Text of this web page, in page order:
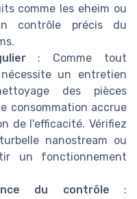
comme les eheim ou
contrôle précis du
: Comme tout
un entretien
des pièces
consommation accrue
de l'efficacité. Vérifiez
nanostream ou
un fonctionnement
du contrôle :